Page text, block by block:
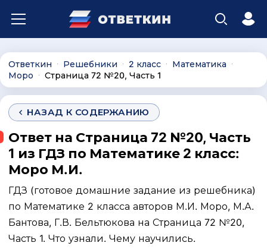
Ответкин ∙ Решебники ∙ 2 класс ∙ Математика ∙
Моро ∙ Страница 72 №20, Часть 1
НАЗАД К СОДЕРЖАНИЮ
Ответ на Страница 72 №20, Часть
1 из ГДЗ по Математике 2 класс:
Моро М.И.
ГДЗ (готовое домашние задание из решебника)
по Математике 2 класса авторов М.И. Моро, М.А.
Бантова, Г.В. Бельтюкова на Страница 72 №20,
Часть 1. Что узнали. Чему научились.